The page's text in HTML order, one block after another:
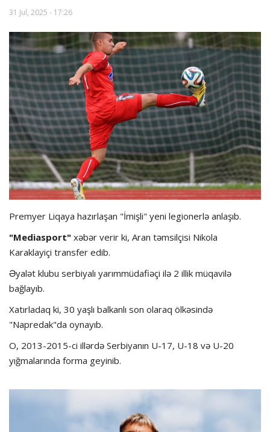
Dünya futbolu
Hadisə
Olimpiada
Layihə
Formula 1
İdman növləri
31 Jul, 2025 - 17:26
Premyer Liqaya hazırlaşan "İmişli" yeni legionerlə anlaşıb.
"Mediasport" xəbər verir ki, Aran təmsilçisi Nikola
Karaklayiçi transfer edib.
Əyalət klubu serbiyalı yarımmüdafiəçi ilə 2 illik müqavilə
bağlayıb.
Xatırladaq ki, 30 yaşlı balkanlı son olaraq ölkəsində
"Napredak"da oynayıb.
O, 2013-2015-ci illərdə Serbiyanın U-17, U-18 və U-20
yığmalarında forma geyinib.